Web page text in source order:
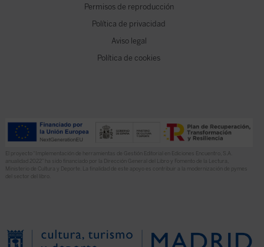
Permisos de reproducción
Política de privacidad
Aviso legal
Política de cookies
El proyecto “Implementación de herramientas de Gestión Editorial en Ediciones Encuentro, S.A.
anualidad 2022” ha sido financiado por la Dirección General del Libro y Fomento de la Lectura,
Ministerio de Cultura y Deporte. La finalidad de este apoyo es contribuir a la modernización de pymes
del sector del libro.